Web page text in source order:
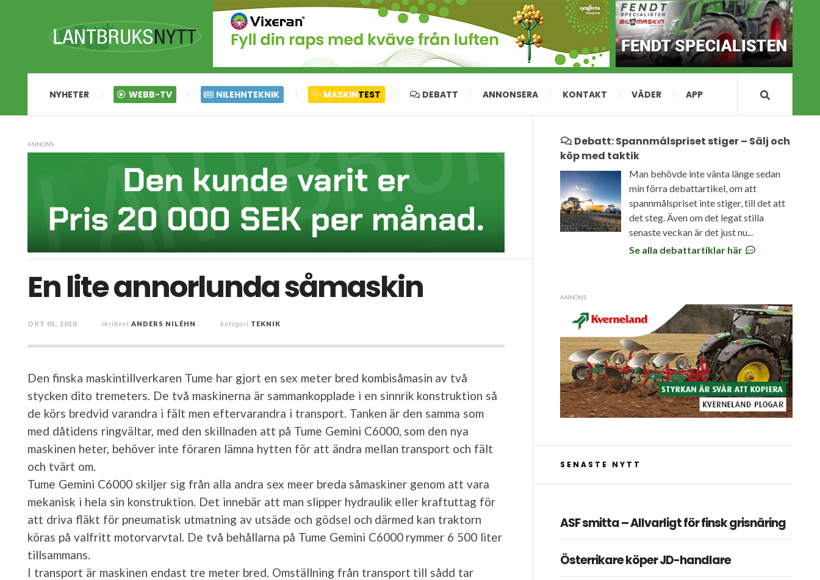
NYHETER WEBB-TV NILEHNTEKNIK MASKINTEST DEBATT ANNONSERA KONTAKT VÄDER APP
ANNONS
En lite annorlunda såmaskin
OKT 01, 2010 skribent ANDERS NILÉHN kategori TEKNIK
Den finska maskintillverkaren Tume har gjort en sex meter bred kombisåmasin av två
stycken dito tremeters. De två maskinerna är sammankopplade i en sinnrik konstruktion så
de körs bredvid varandra i fält men eftervarandra i transport. Tanken är den samma som
med dåtidens ringvältar, med den skillnaden att på Tume Gemini C6000, som den nya
maskinen heter, behöver inte föraren lämna hytten för att ändra mellan transport och fält
och tvärt om.
Tume Gemini C6000 skiljer sig från alla andra sex meer breda såmaskiner genom att vara
mekanisk i hela sin konstruktion. Det innebär att man slipper hydraulik eller kraftuttag för
att driva fläkt för pneumatisk utmatning av utsäde och gödsel och därmed kan traktorn
köras på valfritt motorvarvtal. De två behållarna på Tume Gemini C6000 rymmer 6 500 liter
tillsammans.
I transport är maskinen endast tre meter bred. Omställning från transport till sådd tar
Debatt: Spannmålspriset stiger – Sälj och
köp med taktik
Man behövde inte vänta länge sedan
min förra debattartikel, om att
spannmålspriset inte stiger, till det att
det steg. Även om det legat stilla
senaste veckan är det just nu...
Se alla debattartiklar här
ANNONS
SENASTE NYTT
ASF smitta – Allvarligt för finsk grisnäring
Österrikare köper JD-handlare